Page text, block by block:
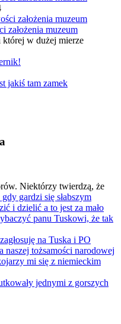
założenia muzeum
której w dużej mierze
jakiś tam zamek
Niektórzy twierdzą, że
gardzi się słabszym
i dzielić a to jest za mało
panu Tuskowi, że tak
na Tuska i PO
naszej tożsamości narodowej
mi się z niemieckim
jednymi z gorszych